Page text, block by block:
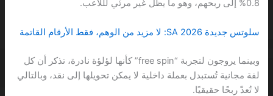
0.8% إلى ربحهم، وهو ما يظل غير مرئي لللاعب.
سلوتس جديدة 2026 SA: لا مزيد من الوهم، فقط الأرقام القاتمة
وبينما يروجون لتجربة “free spin” كأنها لؤلؤة نادرة، تذكر أن كل
لفة مجانية تُستبدل بعملة داخلية لا يمكن تحويلها إلى نقد، وبالتالي
لا تُعدّ ربحًا حقيقيًا.